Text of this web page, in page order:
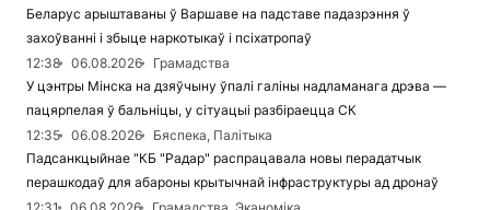
Беларус арыштаваны ў Варшаве на падставе падазрэння ў
захоўванні і збыце наркотыкаў і псіхатропаў
12:38
06.08.2026
Грамадства
У цэнтры Мінска на дзяўчыну ўпалі галіны надламанага дрэва —
пацярпелая ў бальніцы, у сітуацыі разбіраецца СК
12:35
06.08.2026
Бяспека, Палітыка
Падсанкцыйнае "КБ "Радар" распрацавала новы перадатчык
перашкодаў для абароны крытычнай інфраструктуры ад дронаў